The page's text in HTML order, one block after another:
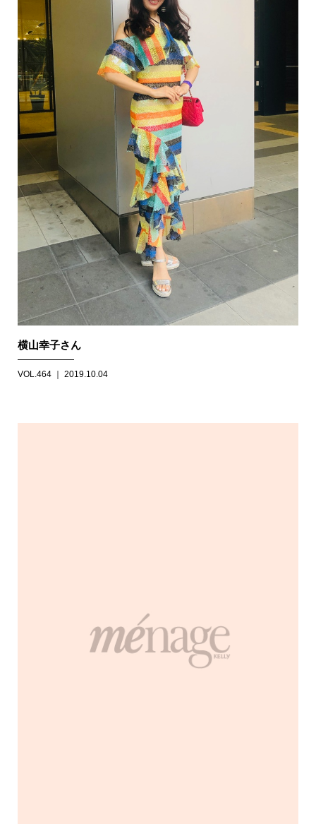
横山幸子さん
VOL.464 ｜ 2019.10.04